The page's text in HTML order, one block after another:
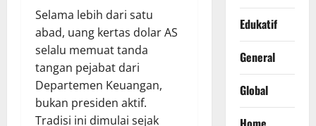
Selama lebih dari satu
abad, uang kertas dolar AS
selalu memuat tanda
tangan pejabat dari
Departemen Keuangan,
bukan presiden aktif.
Tradisi ini dimulai sejak
Edukatif
General
Global